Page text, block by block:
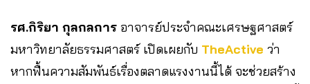
รศ.กิริยา กุลกลการ อาจารย์ประจำคณะเศรษฐศาสตร์
มหาวิทยาลัยธรรมศาสตร์ เปิดเผยกับ TheActive ว่า
หากฟื้นความสัมพันธ์เรื่องตลาดแรงงานนี้ได้ จะช่วยสร้าง